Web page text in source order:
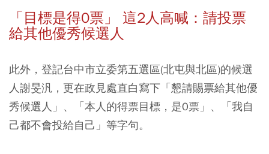
「目標是得0票」 這2人高喊：請投票
給其他優秀候選人
此外，登記台中市立委第五選區(北屯與北區)的候選
人謝旻汎，更在政見處直白寫下「懇請賜票給其他優
秀候選人」、「本人的得票目標，是0票」、「我自
己都不會投給自己」等字句。